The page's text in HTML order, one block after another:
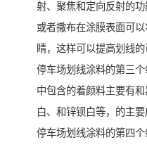
射、聚焦和定向反射的
或者撒布在涂膜表面可
睛，这样可以提高划线的
停车场划线涂料的第三
中包含的着颜料主要有
白、和锌钡白等，的主要
停车场划线涂料的第四